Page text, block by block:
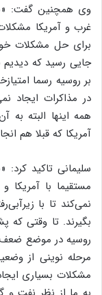
وی همچنین گفت:
غرب و آمریکا
برای حل مشکلات
جایی رسید که دیدیم
بر روسیه رسما
در مذاکرات ایجاد
همه اینها البته
آمریکا که قبلا هم
سلیمانی تاکید
مستقیما با آمریکا
نمی‌کند تا با
بگیرند. تا وقتی
روسیه در موضع ضعف
مرحله نوینی از
مشکلات بسیاری